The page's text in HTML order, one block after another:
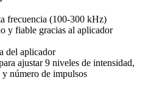
frecuencia (100-300 kHz)
y fiable gracias al aplicador
del aplicador
ajustar 9 niveles de intensidad,
número de impulsos